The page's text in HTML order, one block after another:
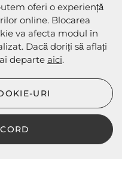
rezervate
oferi o experiență
online. Blocarea
va afecta modul în
Dacă doriți să aflați
departe aici.
URI